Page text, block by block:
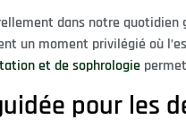
dans notre quotidien
un moment privilégié où
et de sophrologie
pour les